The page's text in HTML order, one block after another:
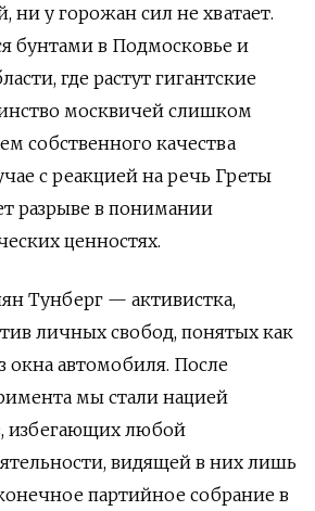
ни у горожан сил не хватает.
бунтами в Подмосковье и
где растут гигантские
москвичей слишком
собственного качества
с реакцией на речь Греты
разрыве в понимании
ценностях.
Тунберг — активистка,
личных свобод,‌ понятых как
окна автомобиля. После
мы стали нацией
избегающих любой
видящей в них лишь
партийное собрание в